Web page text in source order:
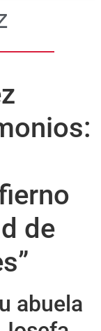
de
abuela